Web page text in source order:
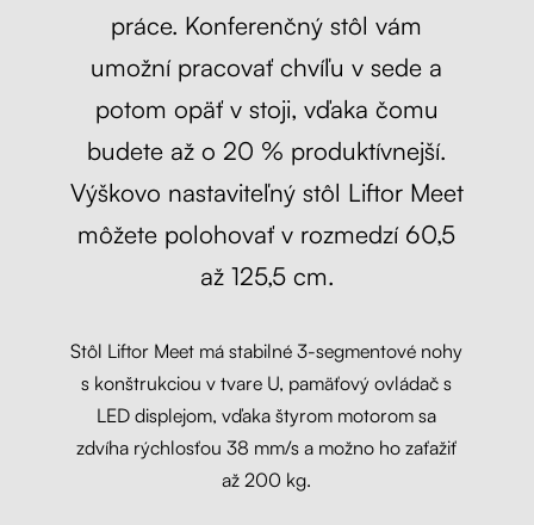
práce. Konferenčný stôl vám
umožní pracovať chvíľu v sede a
potom opäť v stoji, vďaka čomu
budete až o 20 % produktívnejší.
Výškovo nastaviteľný stôl Liftor Meet
môžete polohovať v rozmedzí 60,5
až 125,5 cm.
Stôl Liftor Meet má stabilné 3-segmentové nohy
s konštrukciou v tvare U, pamäťový ovládač s
LED displejom, vďaka štyrom motorom sa
zdvíha rýchlosťou 38 mm/s a možno ho zaťažiť
až 200 kg.